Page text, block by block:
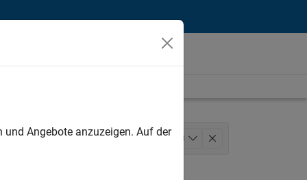
Sales Operations 3
Angebote anzuzeigen. Auf der